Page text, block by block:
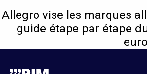
Allegro vise les marques
guide étape par étape